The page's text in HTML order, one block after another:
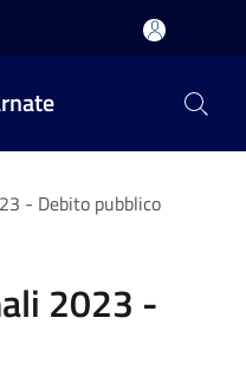
- Debito pubblico
2023 -